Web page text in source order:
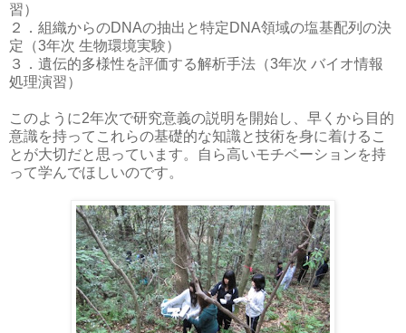
習）
２．組織からのDNAの抽出と特定DNA領域の塩基配列の決
定（3年次 生物環境実験）
３．遺伝的多様性を評価する解析手法（3年次 バイオ情報
処理演習）
このように2年次で研究意義の説明を開始し、早くから目的
意識を持ってこれらの基礎的な知識と技術を身に着けるこ
とが大切だと思っています。自ら高いモチベーションを持
って学んでほしいのです。